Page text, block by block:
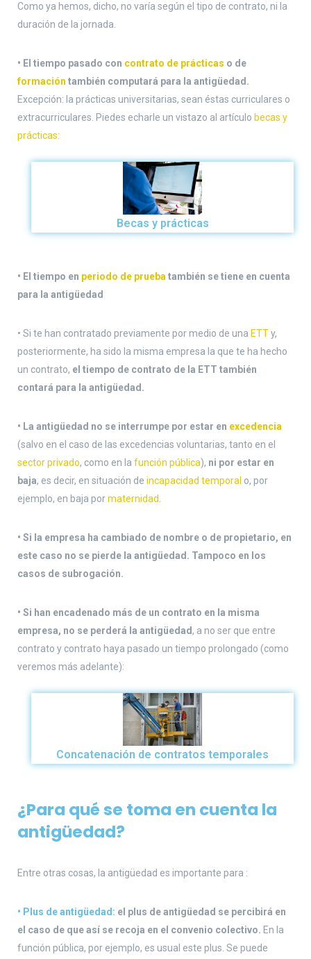
Como ya hemos, dicho, no varía según el tipo de contrato, ni la
duración de la jornada.
• El tiempo pasado con contrato de prácticas o de
formación también computará para la antigüedad.
Excepción: la prácticas universitarias, sean éstas curriculares o
extracurriculares. Piedes echarle un vistazo al artículo becas y
prácticas:
Becas y prácticas
• El tiempo en periodo de prueba también se tiene en cuenta
para la antigüedad
• Si te han contratado previamente por medio de una ETTy,
posteriormente, ha sido la misma empresa la que te ha hecho
un contrato, el tiempo de contrato de la ETT también
contará para la antigüedad.
• La antigüedad no se interrumpe por estar en excedencia
(salvo en el caso de las excedencias voluntarias, tanto en el
sector privado, como en la función pública), ni por estar en
baja, es decir, en situación de incapacidad temporal o, por
ejemplo, en baja pormaternidad
• Si la empresa ha cambiado de nombre o de propietario, en
este caso no se pierde la antigüedad. Tampoco en los
casos de subrogación.
• Si han encadenado más de un contrato en la misma
empresa, no se perderá la antigüedad, a no ser que entre
contrato y contrato haya pasado un tiempo prolongado (como
veremos más adelante):
Concatenación de contratos temporales
¿Para qué se toma en cuenta la
antigüedad?
Entre otras cosas, la antigüedad es importante para :
• Plus de antigüedad: el plus de antigüedad se percibirá en
el caso de que así se recoja en el convenio colectivo. En la
función pública, por ejemplo, es usual este plus. Se puede